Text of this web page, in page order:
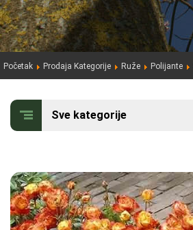
Ruže
Paulovnija
Uređenje
O nama
Kontakt
Početak Prodaja Kategorije Ruže Polijante
Sve kategorije